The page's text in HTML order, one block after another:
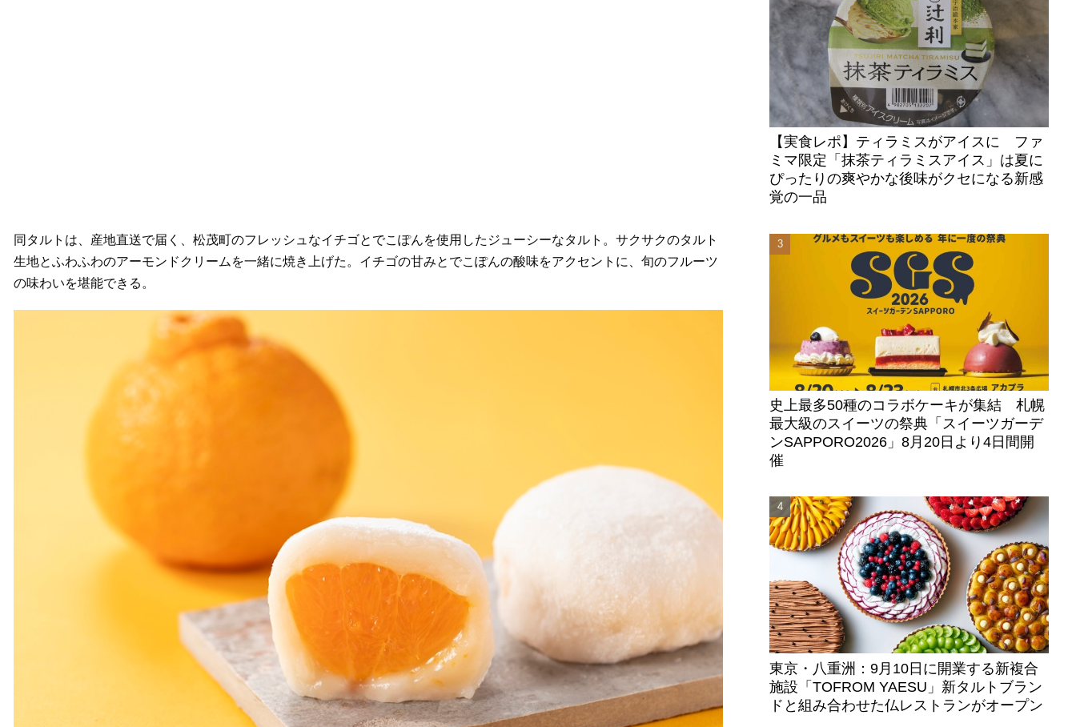
同タルトは、産地直送で届く、松茂町のフレッシュなイチゴとでこぽんを使用したジューシーなタルト。サクサクのタルト
生地とふわふわのアーモンドクリームを一緒に焼き上げた。イチゴの甘みとでこぽんの酸味をアクセントに、旬のフルーツ
の味わいを堪能できる。
【実食レポ】ティラミスがアイスに ファ
ミマ限定「抹茶ティラミスアイス」は夏に
ぴったりの爽やかな後味がクセになる新感
覚の一品
史上最多50種のコラボケーキが集結 札幌
最大級のスイーツの祭典「スイーツガーデ
ンSAPPORO2026」8月20日より4日間開
催
東京・八重洲：9月10日に開業する新複合
施設「TOFROM YAESU」新タルトブラン
ドと組み合わせた仏レストランがオープン